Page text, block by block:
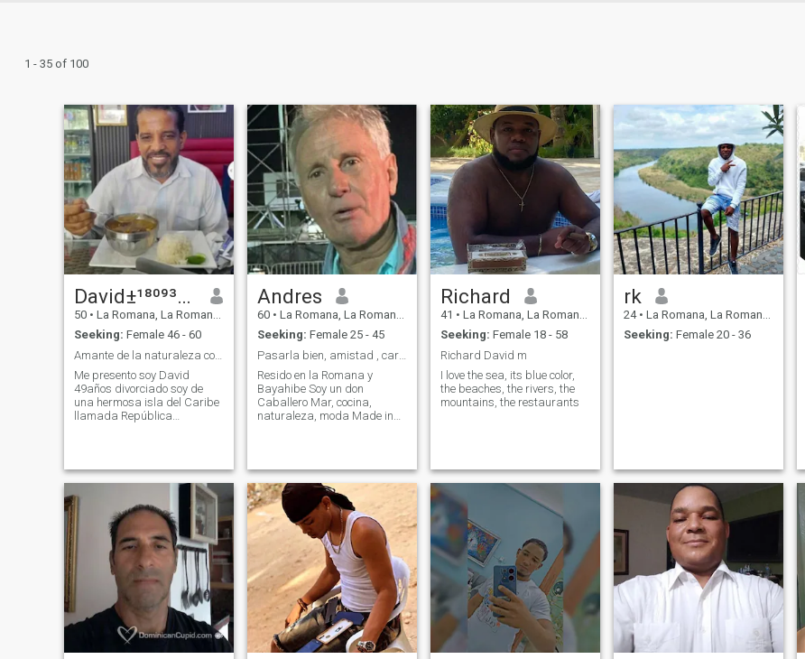
1 - 35 of 100
David±¹⁸⁰⁹³⁵⁰²⁸⁰⁷
50 • La Romana, La Romana, Dominican Republic
Seeking: Female 46 - 60
Amante de la naturaleza con buenos principios
Me presento soy David
49años divorciado soy de
una hermosa isla del Caribe
llamada República
los animales. Soy fácil de
llevar. No me gustan los
drama mís amigos dicen
que soy un buen oyente. Odio
la mentiras. Tengo hijos. No
viven conmigo. Trabajo de
manera independiente.
Actualmente estoy viviendo
solo. Busco una relación
seria a largo plazo.
Orientado a la familia. Me
gusta la lectura. Gracias por
visitar mi perfil. No hablo
inglés mi idioma es el
Andres
60 • La Romana, La Romana, Dominican Republic
Seeking: Female 25 - 45
Pasarla bien, amistad , cariňo, lealtad
Resido en la Romana y
Bayahibe Soy un don
Caballero Mar, cocina,
naturaleza, moda Made in
Richard
41 • La Romana, La Romana, Dominican Republic
Seeking: Female 18 - 58
Richard David m
I love the sea, its blue color,
the beaches, the rivers, the
mountains, the restaurants
rk
24 • La Romana, La Romana, Dominican Republic
Seeking: Female 20 - 36